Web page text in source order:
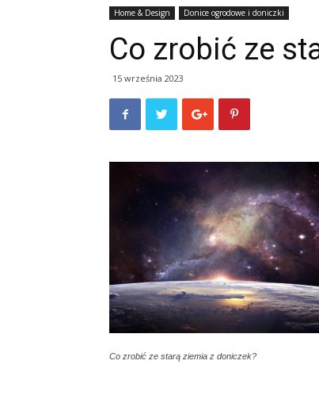
Home & Design Donice ogrodowe i doniczki
Co zrobić ze
15 września 2023
Co zrobić ze starą ziemia z doniczek?